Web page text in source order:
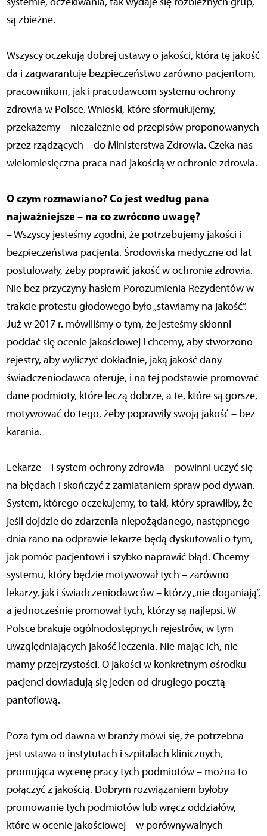
są zbieżne.
Wszyscy oczekują dobrej ustawy o jakości, która tę jakość
da i zagwarantuje bezpieczeństwo zarówno pacjentom,
pracownikom, jak i pracodawcom systemu ochrony
zdrowia w Polsce. Wnioski, które sformułujemy,
przekażemy – niezależnie od przepisów proponowanych
przez rządzących – do Ministerstwa Zdrowia. Czeka nas
wielomiesięczna praca nad jakością w ochronie zdrowia.
O czym rozmawiano? Co jest według pana
najważniejsze – na co zwrócono uwagę?
– Wszyscy jesteśmy zgodni, że potrzebujemy jakości i
bezpieczeństwa pacjenta. Środowiska medyczne od lat
postulowały, żeby poprawić jakość w ochronie zdrowia.
Nie bez przyczyny hasłem Porozumienia Rezydentów w
trakcie protestu głodowego było „stawiamy na jakość”.
Już w 2017 r. mówiliśmy o tym, że jesteśmy skłonni
poddać się ocenie jakościowej i chcemy, aby stworzono
rejestry, aby wyliczyć dokładnie, jaką jakość dany
świadczeniodawca oferuje, i na tej podstawie promować
dane podmioty, które leczą dobrze, a te, które są gorsze,
motywować do tego, żeby poprawiły swoją jakość – bez
karania.
Lekarze – i system ochrony zdrowia – powinni uczyć się
na błędach i skończyć z zamiataniem spraw pod dywan.
System, którego oczekujemy, to taki, który sprawiłby, że
jeśli dojdzie do zdarzenia niepożądanego, następnego
dnia rano na odprawie lekarze będą dyskutowali o tym,
jak pomóc pacjentowi i szybko naprawić błąd. Chcemy
systemu, który będzie motywował tych – zarówno
lekarzy, jak i świadczeniodawców – którzy „nie doganiają”,
a jednocześnie promował tych, którzy są najlepsi. W
Polsce brakuje ogólnodostępnych rejestrów, w tym
uwzględniających jakość leczenia. Nie mając ich, nie
mamy przejrzystości. O jakości w konkretnym ośrodku
pacjenci dowiadują się jeden od drugiego pocztą
pantoflową.
Poza tym od dawna w branży mówi się, że potrzebna
jest ustawa o instytutach i szpitalach klinicznych,
promująca wycenę pracy tych podmiotów – można to
połączyć z jakością. Dobrym rozwiązaniem byłoby
promowanie tych podmiotów lub wręcz oddziałów,
które w ocenie jakościowej – w porównywalnych